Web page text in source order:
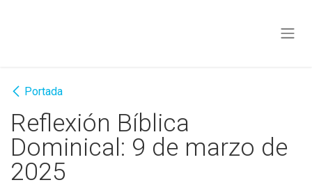
Portada
Reflexión Bíblica
Dominical: 9 de marzo de
2025